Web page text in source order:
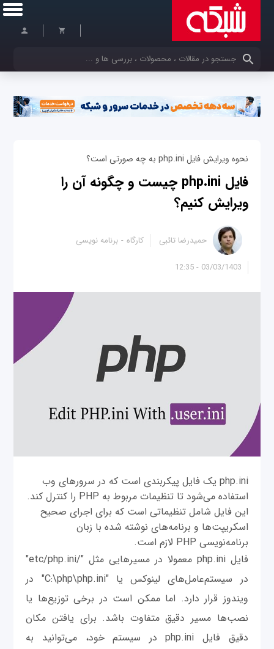
کلمات کلیدی خود را وارد کنید
نحوه ویرایش فایل php.ini به چه صورتی است؟
فایل php.ini چیست و چگونه آن را
ویرایش کنیم؟
03/03/1403 - 12:35
حمیدرضا تائبی کارگاه برنامه نویسی
php.ini یک فایل پیکربندی است که در سرورهای وب
استفاده می‌شود تا تنظیمات مربوط به PHP را کنترل کند.
این فایل شامل تنظیماتی است که برای اجرای صحیح
اسکریپت‌ها و برنامه‌های نوشته شده با زبان
برنامه‌نویسی PHP لازم است.
فایل php.ini معمولا در مسیرهایی مثل "/etc/php.ini"
در سیستم‌عامل‌های لینوکس یا "C:\php\php.ini" در
ویندوز قرار دارد. اما ممکن است در برخی توزیع‌ها یا
نصب‌ها مسیر دقیق متفاوت باشد. برای یافتن مکان
دقیق فایل php.ini در سیستم خود، می‌توانید به